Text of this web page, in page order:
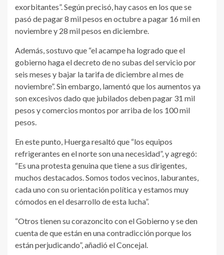
exorbitantes”. Según precisó, hay casos en los que se
pasó de pagar 8 mil pesos en octubre a pagar 16 mil en
noviembre y 28 mil pesos en diciembre.
Además, sostuvo que “el acampe ha logrado que el
gobierno haga el decreto de no subas del servicio por
seis meses y bajar la tarifa de diciembre al mes de
noviembre”. Sin embargo, lamentó que los aumentos ya
son excesivos dado que jubilados deben pagar 31 mil
pesos y comercios montos por arriba de los 100 mil
pesos.
En este punto, Huerga resaltó que “los equipos
refrigerantes en el norte son una necesidad”, y agregó:
“Es una protesta genuina que tiene a sus dirigentes,
muchos destacados. Somos todos vecinos, laburantes,
cada uno con su orientación política y estamos muy
cómodos en el desarrollo de esta lucha”.
“Otros tienen su corazoncito con el Gobierno y se den
cuenta de que están en una contradicción porque los
están perjudicando”, añadió el Concejal.